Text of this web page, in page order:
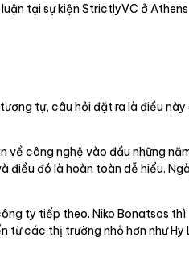
tại sự kiện StrictlyVC ở Athens
tự, câu hỏi đặt ra là điều này
về công nghệ vào đầu những
điều đó là hoàn toàn dễ hiểu.
ty tiếp theo. Niko Bonatsos thì
từ các thị trường nhỏ hơn như Hy